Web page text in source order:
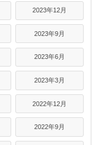
2023年12月
2023年9月
2023年6月
2023年3月
2022年12月
2022年9月